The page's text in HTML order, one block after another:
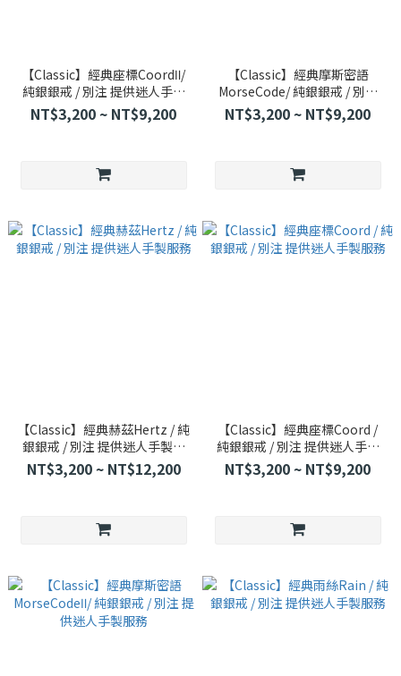
【Classic】經典座標CoordⅡ/
純銀銀戒 / 別注 提供迷人手製
服務
NT$3,200 ~ NT$9,200
【Classic】經典摩斯密語
MorseCode/ 純銀銀戒 / 別注
提供迷人手製服務
NT$3,200 ~ NT$9,200
【Classic】經典赫茲Hertz / 純
銀銀戒 / 別注 提供迷人手製服
務
NT$3,200 ~ NT$12,200
【Classic】經典座標Coord /
純銀銀戒 / 別注 提供迷人手製
服務
NT$3,200 ~ NT$9,200